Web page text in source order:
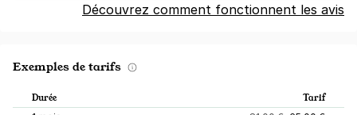
Découvrez comment fonctionnent les avis
Exemples de tarifs
Durée Tarif